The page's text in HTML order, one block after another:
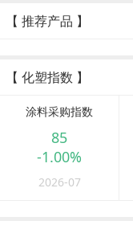
【 推荐产品 】
【 化塑指数 】
涂料采购指数
85
-1.00%
2026-07